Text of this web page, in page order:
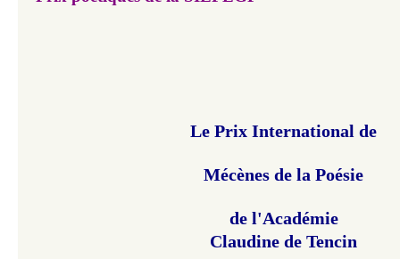
​Le Prix International de
Mécènes de la Poésie
de l'Académie
Claudine de Tencin​​​​​​